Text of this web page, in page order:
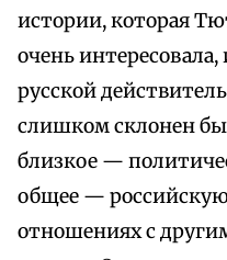
истории, которая
очень
русской
слишком склонен
близкое —
общее — российскую
отношениях с